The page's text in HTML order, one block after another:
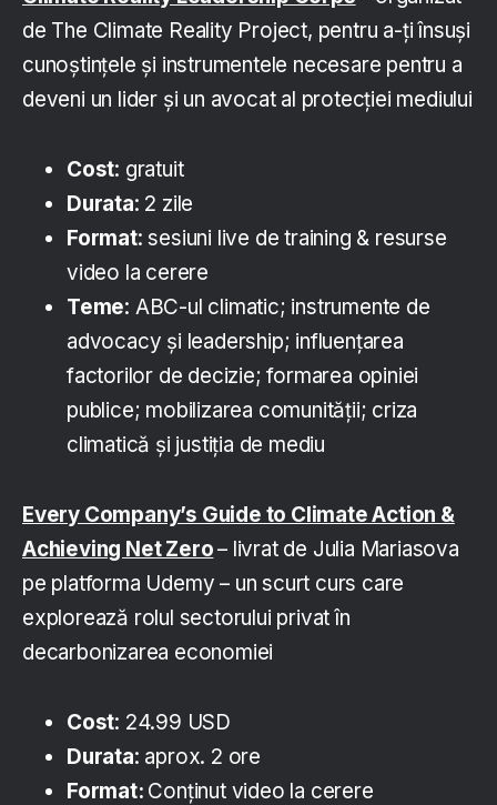
de The Climate Reality Project, pentru a-ți însuși
cunoștințele și instrumentele necesare pentru a
deveni un lider și un avocat al protecției mediului
Cost: gratuit
Durata: 2 zile
Format: sesiuni live de training & resurse
video la cerere
Teme: ABC-ul climatic; instrumente de
advocacy și leadership; influențarea
factorilor de decizie; formarea opiniei
publice; mobilizarea comunității; criza
climatică și justiția de mediu
Every Company’s Guide to Climate Action &
Achieving Net Zero– livrat de Julia Mariasova
pe platforma Udemy – un scurt curs care
explorează rolul sectorului privat în
decarbonizarea economiei
Cost: 24.99 USD
Durata: aprox. 2 ore
Format: Conținut video la cerere